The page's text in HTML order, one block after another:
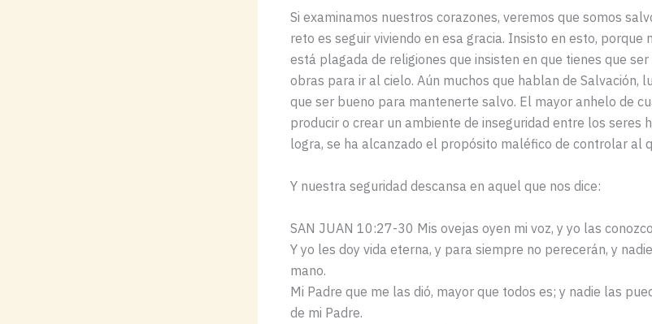
Si examinamos nuestros corazones, veremos que somos
reto es seguir viviendo en esa gracia. Insisto en esto, porque
está plagada de religiones que insisten en que tienes que
obras para ir al cielo. Aún muchos que hablan de Salvación,
que ser bueno para mantenerte salvo. El mayor anhelo de
producir o crear un ambiente de inseguridad entre los seres
logra, se ha alcanzado el propósito maléfico de controlar al
Y nuestra seguridad descansa en aquel que nos dice:
SAN JUAN 10:27-30 Mis ovejas oyen mi voz, y yo las
Y yo les doy vida eterna, y para siempre no perecerán, y
mano.
Mi Padre que me las dió, mayor que todos es; y nadie las
de mi Padre.